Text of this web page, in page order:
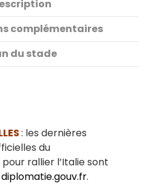
complémentaires
du stade
: les dernières
du
rallier l’Italie sont
diplomatie.gouv.fr.